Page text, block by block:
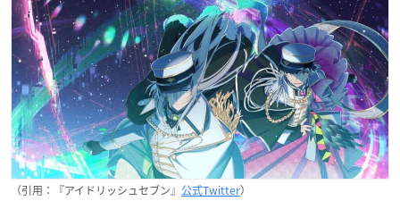
（引用：『アイドリッシュセブン』 公式Twitter）